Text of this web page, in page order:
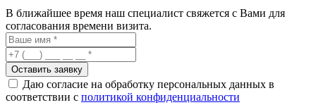
В ближайшее время наш специалист свяжется с Вами для
согласования времени визита.
Оставить заявку
Даю согласие на обработку персональных данных в
соответствии с политикой конфиденциальности